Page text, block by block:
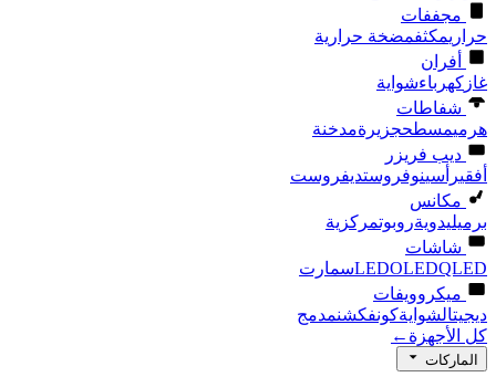
مجففات
حراريمكثفمضخة حرارية
أفران
غاز كهرباءشواية
شفاطات
هرميمسطحجزيرةمدخنة
ديب فريزر
أفقيرأسينوفروستديفروست
مكانس
برميليدويةروبوتمركزية
شاشات
LEDOLEDQLED
سمارت
ميكروويفات
ديجيتالشوايةكونفكشنمدمج
كل الأجهزة ←
الماركات